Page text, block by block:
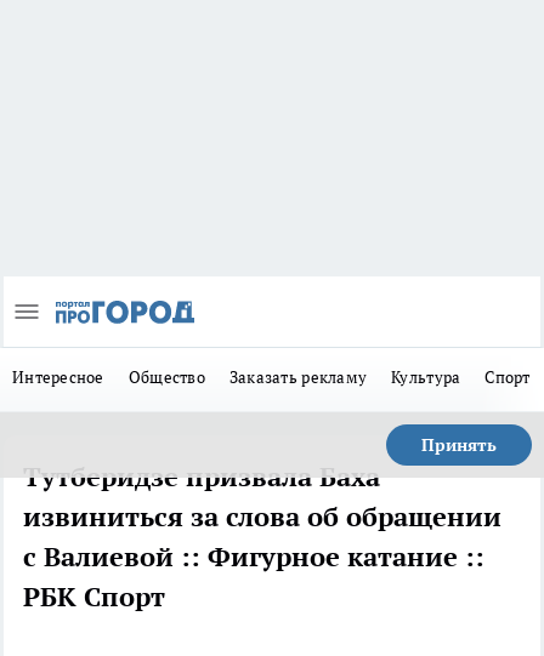
Интересное Общество Заказать рекламу Культура Спорт
Принять
Тутберидзе призвала Баха
извиниться за слова об обращении
с Валиевой :: Фигурное катание ::
РБК Спорт